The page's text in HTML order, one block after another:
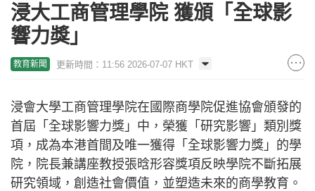
浸大工商管理學院 獲頒「全球影
響力獎」
教育新聞 更新時間：11:56 2026-07-07 HKT
浸會大學工商管理學院在國際商學院促進協會頒發的
首屆「全球影響力獎」中，榮獲「研究影響」類別獎
項，成為本港首間及唯一獲得「全球影響力獎」的學
院，院長兼講座教授張晗形容獎項反映學院不斷拓展
研究領域，創造社會價值，並塑造未來的商學教育。